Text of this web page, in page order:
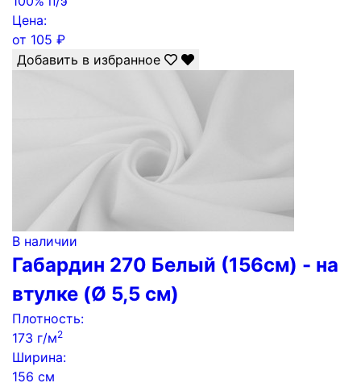
Цена:
от 105 ₽
Добавить в избранное
В наличии
Габардин 270 Белый (156см) - на
втулке (Ø 5,5 см)
Плотность:
173 г/м2
Ширина:
156 см